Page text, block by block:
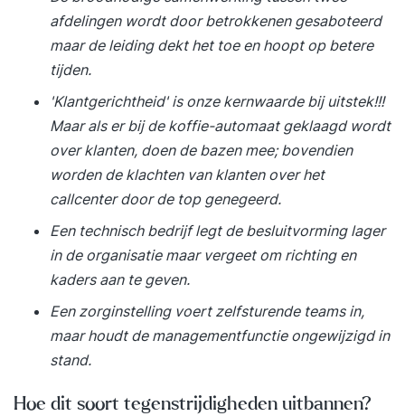
oplossingen ontwerpen, architecten die met
Business Intelligence- en Data
afdelingen wordt door betrokkenen gesaboteerd
maar de leiding dekt het toe en hoopt op betere
tijden.
'Klantgerichtheid' is onze kernwaarde bij uitstek!!!
Maar als er bij de koffie-automaat geklaagd wordt
over klanten, doen de bazen mee; bovendien
worden de klachten van klanten over het
callcenter door de top genegeerd.
Een technisch bedrijf legt de besluitvorming lager
in de organisatie maar vergeet om richting en
kaders aan te geven.
Een zorginstelling voert zelfsturende teams in,
maar houdt de managementfunctie ongewijzigd in
stand.
Hoe dit soort tegenstrijdigheden uitbannen?